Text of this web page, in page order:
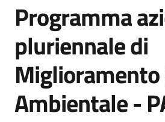
Programma
pluriennale di
Ambientale -